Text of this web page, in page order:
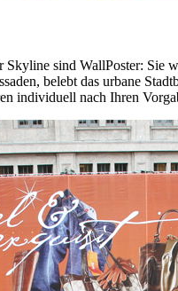
Skyline sind WallPoster: Sie
belebt das urbane
individuell nach Ihren